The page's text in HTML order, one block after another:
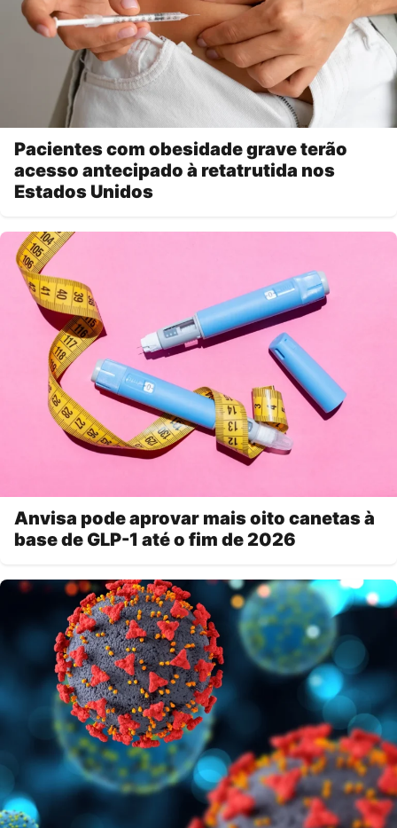
Pacientes com obesidade grave terão
acesso antecipado à retatrutida nos
Estados Unidos
Anvisa pode aprovar mais oito canetas à
base de GLP-1 até o fim de 2026